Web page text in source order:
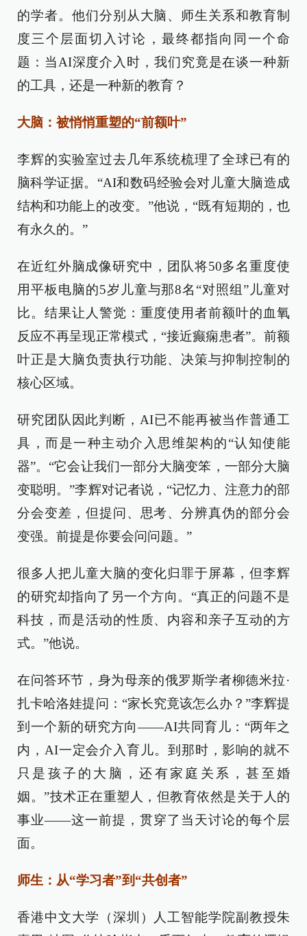
的学者。他们分别从大脑、师生关系和教育制
度三个层面切入讨论，最终都指向同一个命
题：当AI深度介入时，我们究竟是在谈一种新
的工具，还是一种新的教育？
大脑：被悄悄重塑的“前额叶”
李辉的实验室过去几年系统梳理了全球已有的
脑科学证据。“AI和数码经验会对儿童大脑造成
结构和功能上的改变。”他说，“既有短期的，也
有永久的。”
在近红外脑成像研究中，团队将50多名重度使
用平板电脑的5岁儿童与那8名“对照组”儿童对
比。结果让人警觉：重度使用者前额叶的血氧
反应不再呈现正常模式，“接近癫痫患者”。前额
叶正是大脑负责执行功能、决策与抑制控制的
核心区域。
研究团队因此判断，AI已不能再被当作普通工
具，而是一种主动介入思维架构的“认知使能
器”。“它会让我们一部分大脑变笨，一部分大脑
变聪明。”李辉对记者说，“记忆力、注意力的部
分会变差，但提问、思考、分辨真伪的部分会
变强。前提是你要会问问题。”
很多人把儿童大脑的变化归罪于屏幕，但李辉
的研究却指向了另一个方向。“真正的问题不是
科技，而是活动的性质、内容和亲子互动的方
式。”他说。
在问答环节，身为母亲的俄罗斯学者柳德米拉·
扎卡哈洛娃提问：“家长究竟该怎么办？”李辉提
到一个新的研究方向——AI共同育儿：“两年之
内，AI一定会介入育儿。到那时，影响的就不
只是孩子的大脑，还有家庭关系，甚至婚
姻。”技术正在重塑人，但教育依然是关于人的
事业——这一前提，贯穿了当天讨论的每个层
面。
师生：从“学习者”到“共创者”
香港中文大学（深圳）人工智能学院副教授朱